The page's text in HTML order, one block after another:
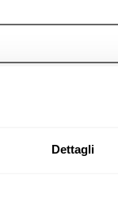
Dettagli